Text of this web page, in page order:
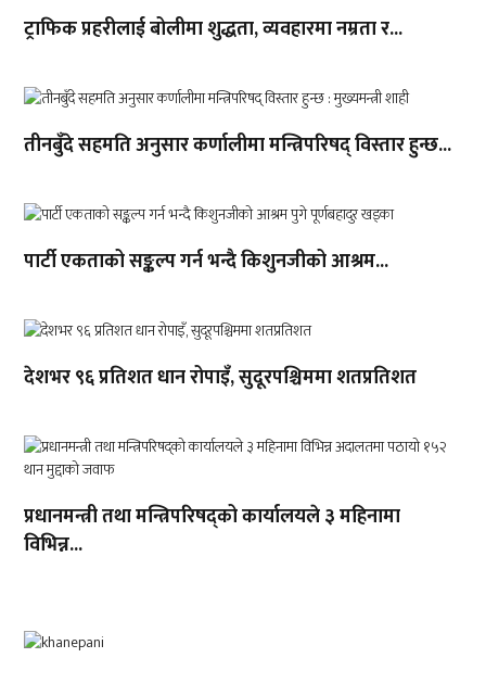
ट्राफिक प्रहरीलाई बोलीमा शुद्धता, व्यवहारमा नम्रता र...
तीनबुँदे सहमति अनुसार कर्णालीमा मन्त्रिपरिषद् विस्तार हुन्छ...
पार्टी एकताको सङ्कल्प गर्न भन्दै किशुनजीको आश्रम...
देशभर ९६ प्रतिशत धान रोपाइँ, सुदूरपश्चिममा शतप्रतिशत
प्रधानमन्त्री तथा मन्त्रिपरिषद्को कार्यालयले ३ महिनामा
विभिन्न...